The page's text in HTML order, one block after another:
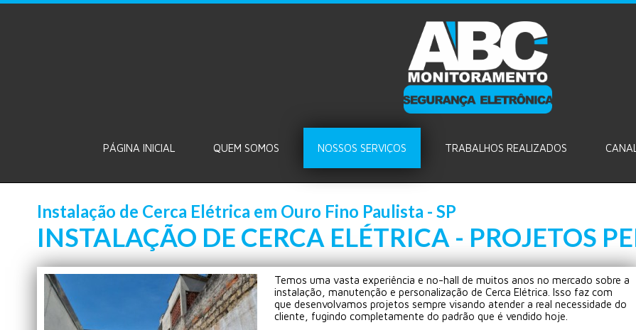
PÁGINA INICIAL QUEM SOMOS NOSSOS SERVIÇOS TRABALHOS REALIZADOS
Instalação de Cerca Elétrica em Ouro Fino Paulista - SP
INSTALAÇÃO DE CERCA ELÉTRICA - PROJETOS
Temos uma vasta experiência e no-hall de muitos anos no mercado sobre a
instalação, manutenção e personalização de Cerca Elétrica. Isso faz com
que desenvolvamos projetos sempre visando atender a real necessidade do
cliente, fugindo completamente do padrão que é vendido hoje.